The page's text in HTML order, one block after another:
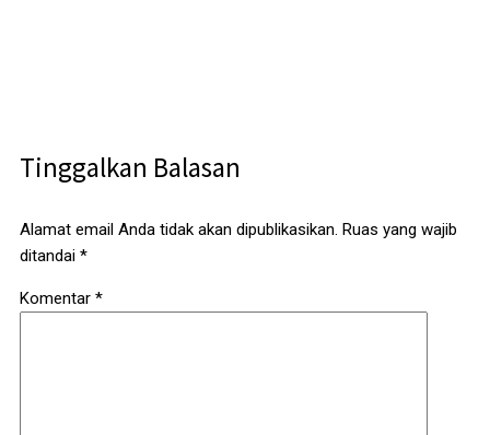
Tinggalkan Balasan
Alamat email Anda tidak akan dipublikasikan. Ruas yang wajib
ditandai *
Komentar *